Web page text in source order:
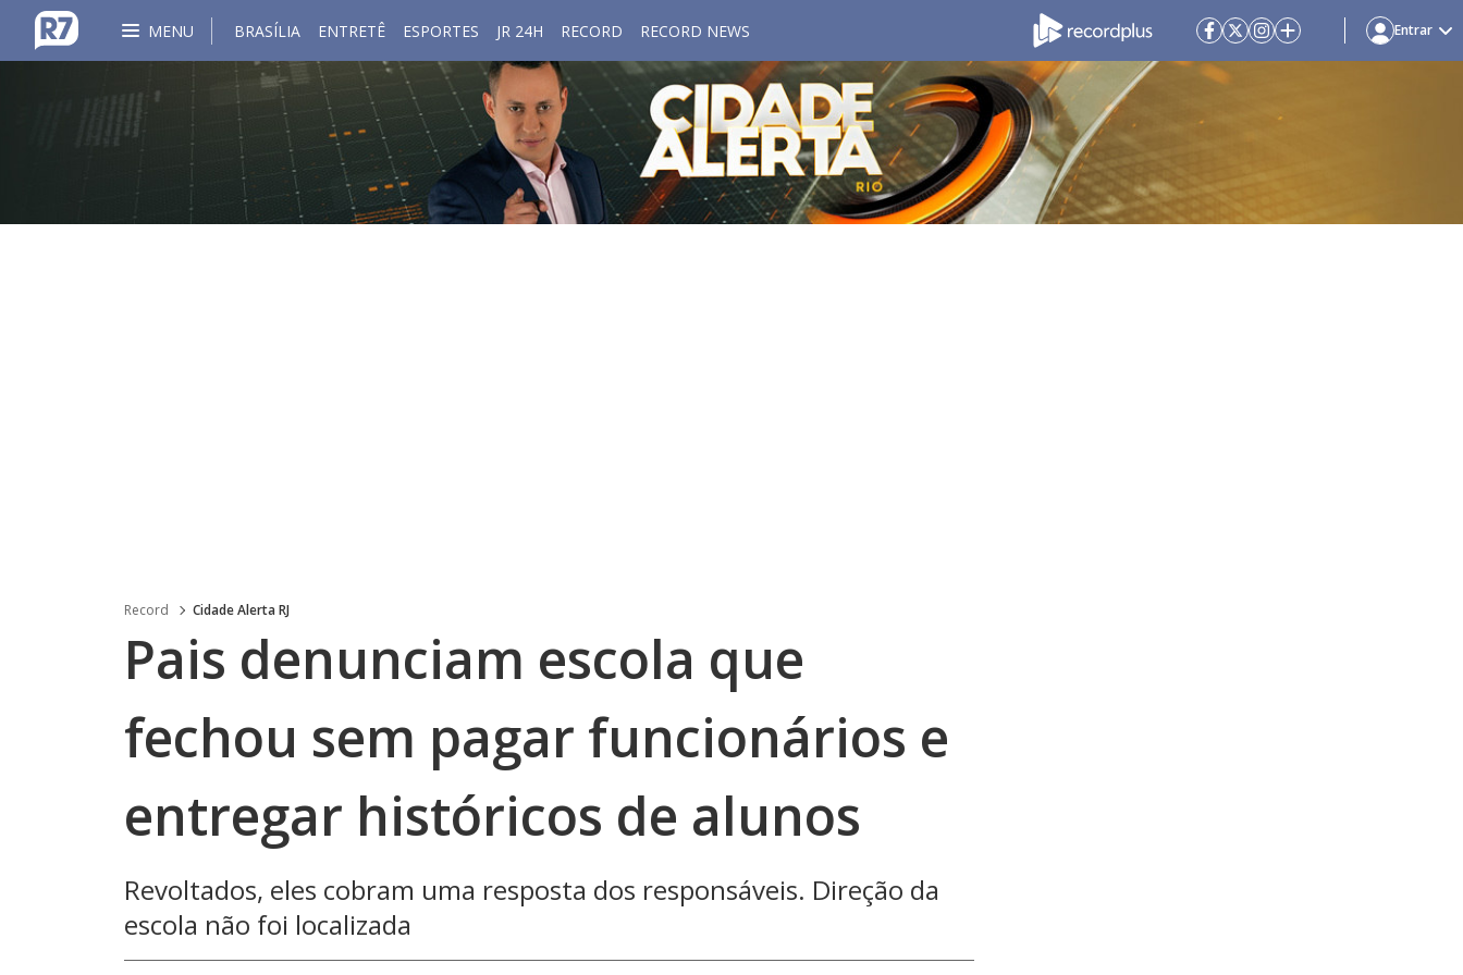
MENU BRASÍLIA ENTRETÊ ESPORTES JR 24H RECORD RECORD NEWS Entrar
Record Cidade Alerta RJ
Pais denunciam escola que
fechou sem pagar funcionários e
entregar históricos de alunos
Revoltados, eles cobram uma resposta dos responsáveis. Direção da
escola não foi localizada